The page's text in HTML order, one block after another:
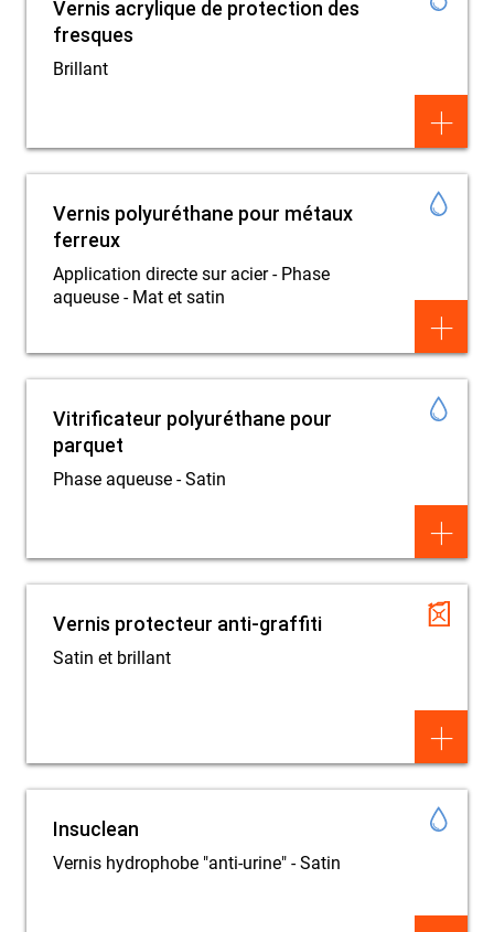
Vernis acrylique de protection des
fresques
Brillant
+
Vernis polyuréthane pour métaux
ferreux
Application directe sur acier - Phase
aqueuse - Mat et satin
+
Vitrificateur polyuréthane pour
parquet
Phase aqueuse - Satin
+
Vernis protecteur anti-graffiti
Satin et brillant
+
Insuclean
Vernis hydrophobe "anti-urine" - Satin